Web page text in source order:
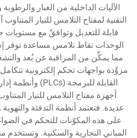
الآليات الداخلية من الغبار
التقنية لمفتاح التلامس للتيار
قابلة للتعديل وتوافقٌ مع
الوحدات نقاط تلامس مساعدة توفر
مما يمكِّن من المراقبة عن بُعد
مزوَّدة بواجهات تحكم إلكترونية
أجهزة مفتاح التلامس للتيار
على هذه المكوّنات للتحكم في
المباني التجارية والسكنية.